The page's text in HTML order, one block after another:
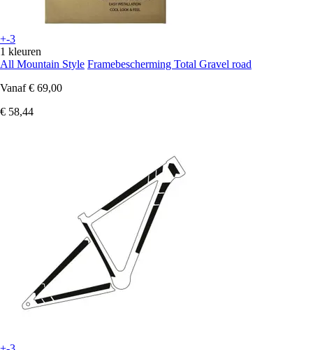
+-3
1 kleuren
All Mountain Style Framebescherming Total Gravel road
Vanaf € 69,00
€ 58,44